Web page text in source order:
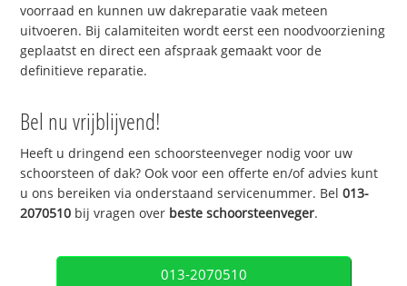
voorraad en kunnen uw dakreparatie vaak meteen
uitvoeren. Bij calamiteiten wordt eerst een noodvoorziening
geplaatst en direct een afspraak gemaakt voor de
definitieve reparatie.
Bel nu vrijblijvend!
Heeft u dringend een schoorsteenveger nodig voor uw
schoorsteen of dak? Ook voor een offerte en/of advies kunt
u ons bereiken via onderstaand servicenummer. Bel013-
2070510 bij vragen over beste schoorsteenveger.
013-2070510